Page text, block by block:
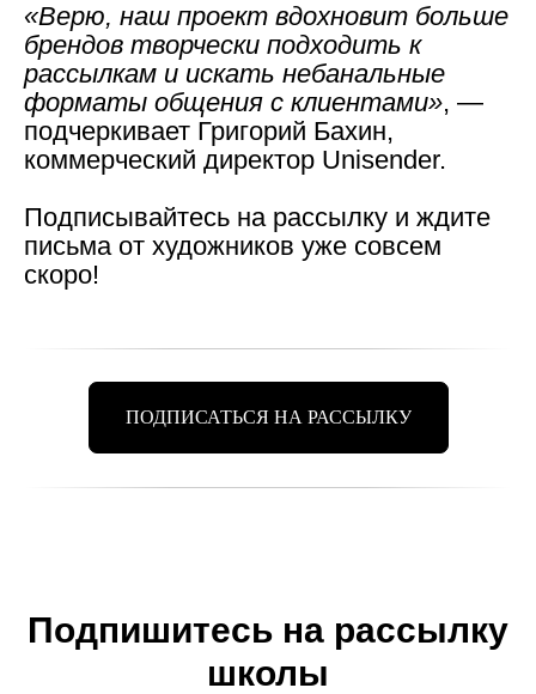
«Верю, наш проект вдохновит больше
брендов творчески подходить к
рассылкам и искать небанальные
форматы общения с клиентами», —
подчеркивает Григорий Бахин,
коммерческий директор Unisender.
Подписывайтесь на рассылку и ждите
письма от художников уже совсем
скоро!
ПОДПИСАТЬСЯ НА РАССЫЛКУ
Подпишитесь на рассылку
школы
+7 (495) 640-30-22
+7 (495) 640-30-15
Образование
Блог
Новости школы
Подписаться